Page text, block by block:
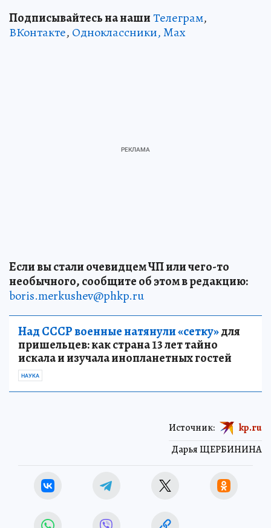
Подписывайтесь на нашиТелеграм,
ВКонтакте, Одноклассники,Max
Если вы стали очевидцем ЧП или чего-то
необычного, сообщите об этом в редакцию:
boris.merkushev@phkp.ru
Над СССР военные натянули «сетку»для
пришельцев: как страна 13 лет тайно
искала и изучала инопланетных гостей
НАУКА
Дарья ЩЕРБИНИНА
Источник: kp.ru